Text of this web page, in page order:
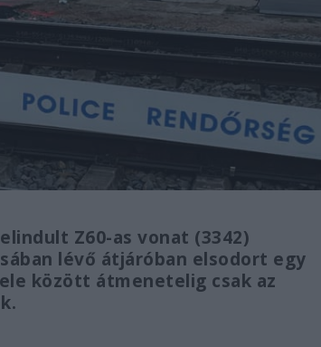
Z60-as vonat (3342)
lévő átjáróban elsodort egy
között átmenetelig csak az